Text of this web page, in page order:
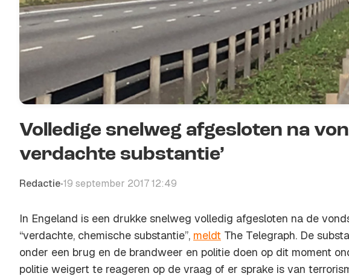
Volledige snelweg afgesloten na
verdachte substantie’
Redactie•19 september 2017 12:49
In Engeland is een drukke snelweg volledig afgesloten na de
“verdachte, chemische substantie”, meldt The Telegraph. De
onder een brug en de brandweer en politie doen op dit moment
politie weigert te reageren op de vraag of er sprake is van